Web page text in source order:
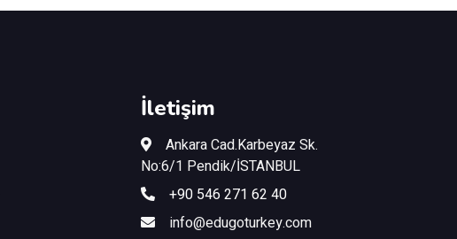
İletişim
Ankara Cad.Karbeyaz Sk.
No:6/1 Pendik/İSTANBUL
+90 546 271 62 40
info@edugoturkey.com